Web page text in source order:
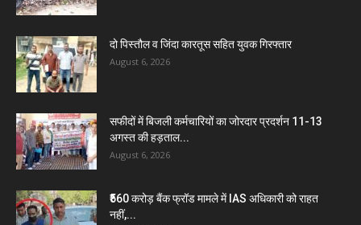
दो पिस्तौल व जिंदा कारतूस सहित युवक गिरफ्तार
August 6, 2026
सफीदों में बिजली कर्मचारियों का जोरदार प्रदर्शन 11-13
अगस्त की हड़ताल...
August 6, 2026
₹560 करोड़ बैंक फ्रॉड मामले में IAS अधिकारी को राहत
नहीं,...